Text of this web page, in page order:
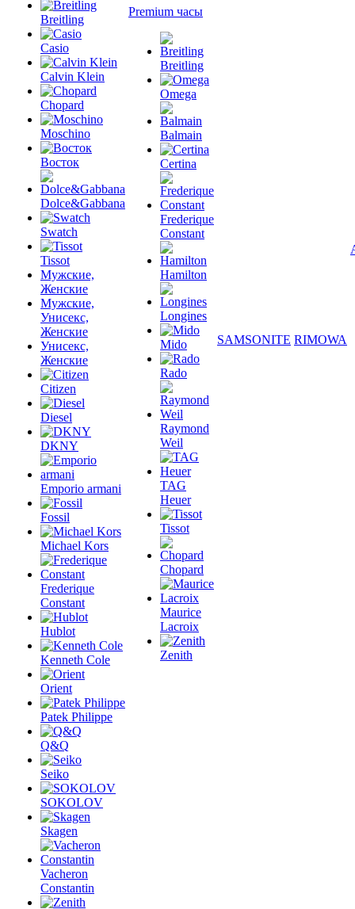
Breitling
Casio
Calvin Klein
Chopard
Moschino
Восток
Dolce&Gabbana
Swatch
Tissot
Мужские,
Женские
Мужские,
Унисекс,
Женские
Унисекс,
Женские
Citizen
Diesel
DKNY
Emporio armani
Fossil
Michael Kors
Frederique
Constant
Hublot
Kenneth Cole
Orient
Patek Philippe
Q&Q
Seiko
SOKOLOV
Skagen
Vacheron
Constantin
Premium часы
Breitling
Omega
Balmain
Certina
Frederique
Constant
Hamilton
Longines
Mido
Rado
Raymond
Weil
TAG
Heuer
Tissot
Chopard
Maurice
Lacroix
Zenith
SAMSONITE RIMOWA